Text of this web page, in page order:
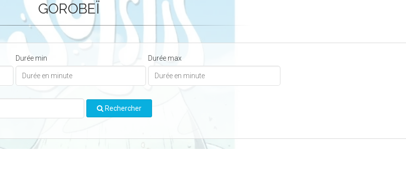
GOROBEÏ
Durée min Durée max
Rechercher